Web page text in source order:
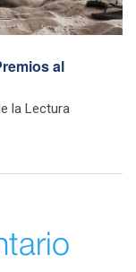
al
la Lectura